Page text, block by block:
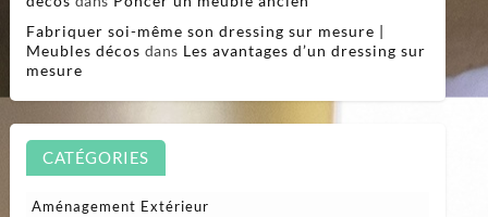
Fabriquer soi-même son dressing sur mesure |
Meubles décos dans Les avantages d’un dressing sur
mesure
CATÉGORIES
Aménagement Extérieur